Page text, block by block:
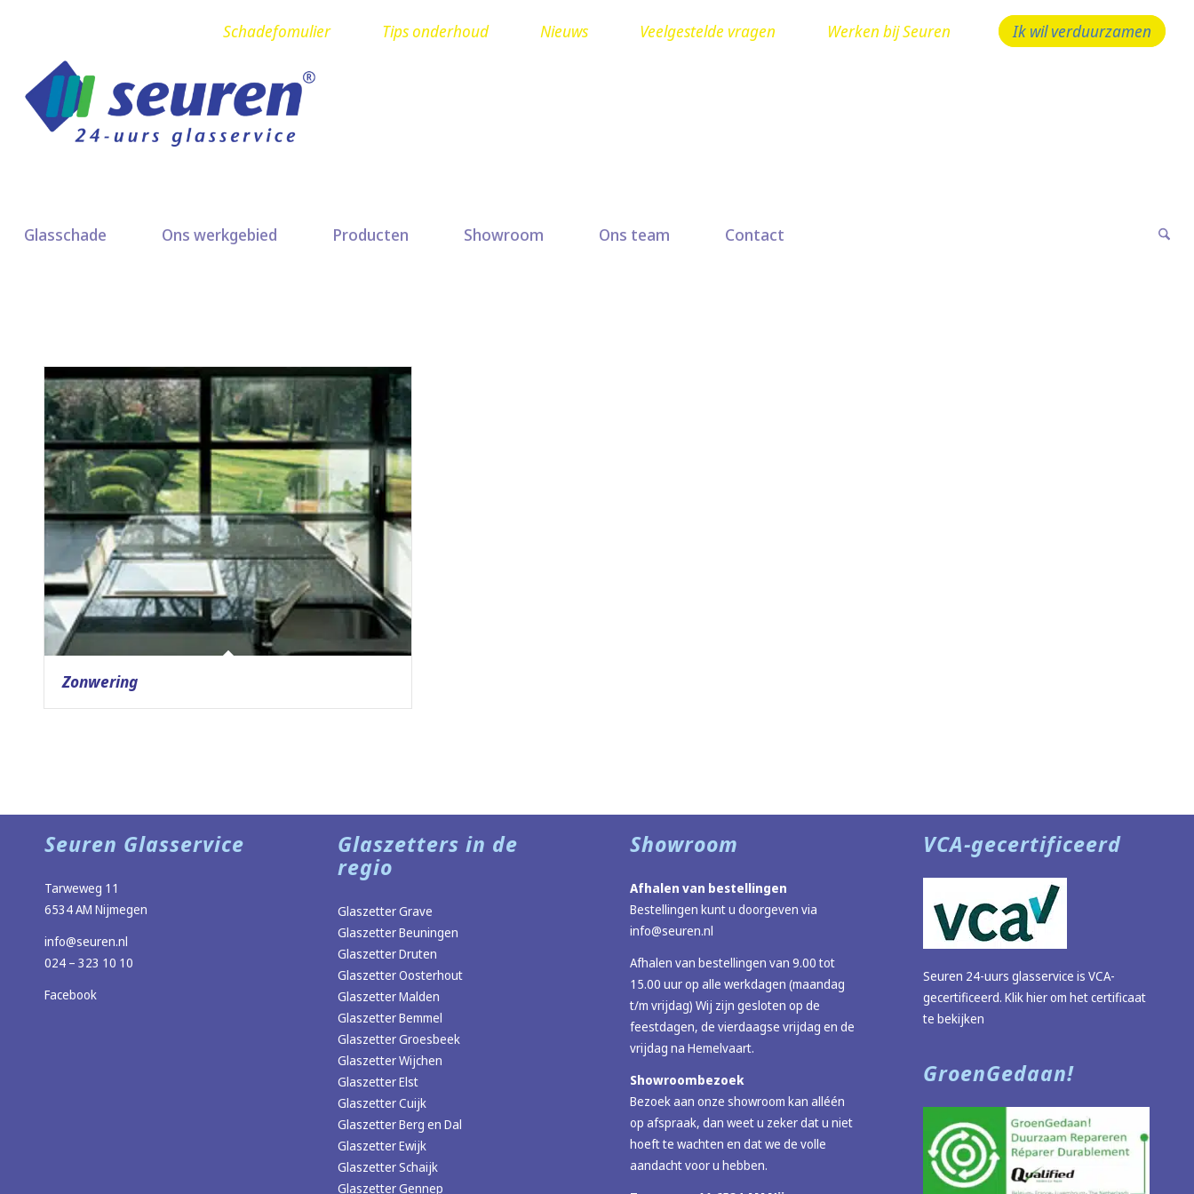
Schadefomulier Tips onderhoud Nieuws Veelgestelde vragen Werken bij Seuren Ik wil verduurzamen
Glasschade Ons werkgebied Producten Showroom Ons team Contact
Zonwering
Seuren Glasservice
Tarweweg 11
6534 AM Nijmegen
info@seuren.nl
024 – 323 10 10
Facebook
Glaszetters in de
regio
Glaszetter Grave
Glaszetter Beuningen
Glaszetter Druten
Glaszetter Oosterhout
Glaszetter Malden
Glaszetter Bemmel
Glaszetter Groesbeek
Glaszetter Wijchen
Glaszetter Elst
Glaszetter Cuijk
Glaszetter Berg en Dal
Glaszetter Ewijk
Glaszetter Schaijk
Glaszetter Gennep
Showroom
Afhalen van bestellingen
Bestellingen kunt u doorgeven via
info@seuren.nl
Afhalen van bestellingen van 9.00 tot
15.00 uur op alle werkdagen (maandag
t/m vrijdag) Wij zijn gesloten op de
feestdagen, de vierdaagse vrijdag en de
vrijdag na Hemelvaart.
Showroombezoek
Bezoek aan onze showroom kan alléén
op afspraak, dan weet u zeker dat u niet
hoeft te wachten en dat we de volle
aandacht voor u hebben.
VCA-gecertificeerd
Seuren 24-uurs glasservice is VCA-
gecertificeerd. Klik hier om het certificaat
te bekijken
GroenGedaan!